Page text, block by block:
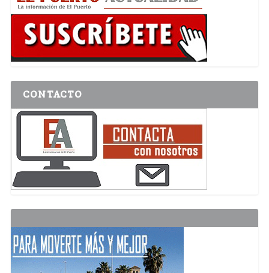
CONTACTO